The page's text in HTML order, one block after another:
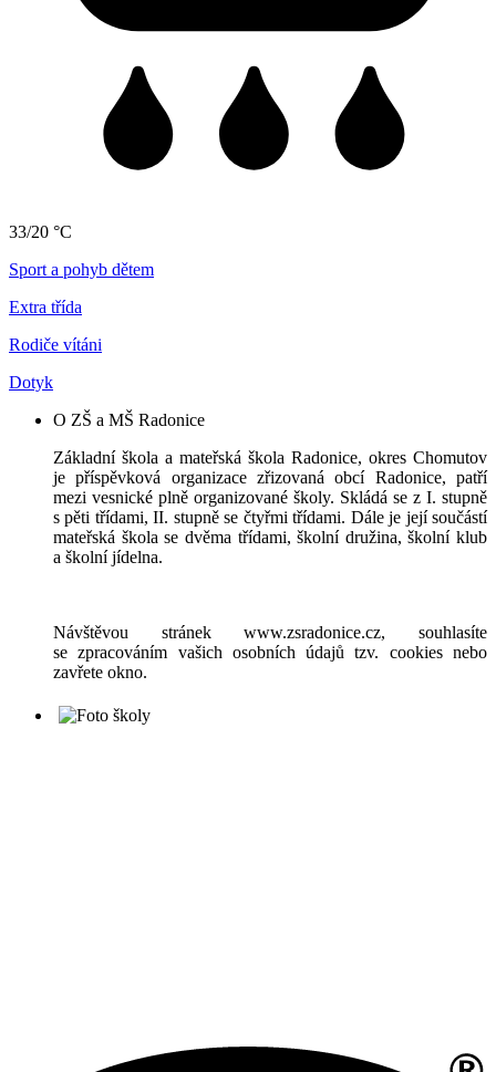
33/20 °C
Sport a pohyb dětem
Extra třída
Rodiče vítáni
Dotyk
O ZŠ a MŠ Radonice
Základní škola a mateřská škola Radonice, okres Chomutov
je příspěvková organizace zřizovaná obcí Radonice, patří
mezi vesnické plně organizované školy. Skládá se z I. stupně
s pěti třídami, II. stupně se čtyřmi třídami. Dále je její součástí
mateřská škola se dvěma třídami, školní družina, školní klub
a školní jídelna.
Návštěvou stránek www.zsradonice.cz, souhlasíte
se zpracováním vašich osobních údajů tzv. cookies nebo
zavřete okno.